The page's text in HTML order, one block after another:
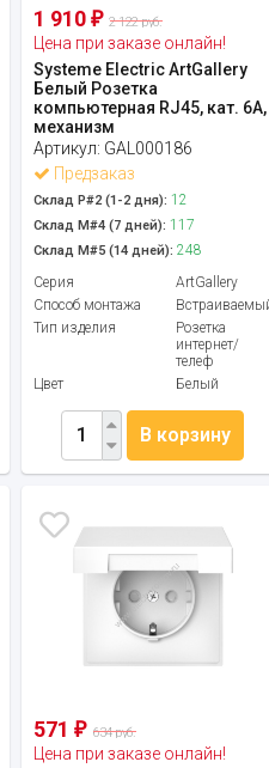
1 910₽ 2 122 руб.
Цена при заказе онлайн!
Systeme Electric ArtGallery
Белый Розетка
компьютерная RJ45, кат. 6A,
механизм
Артикул: GAL000186
Предзаказ
Склад Р#2 (1-2 дня): 12
Склад М#4 (7 дней): 117
Склад М#5 (14 дней): 248
Серия
ArtGallery
Способ монтажа
Тип изделия
Розетка
интернет/
телеф
Цвет
Белый
В корзину
571₽ 634 руб.
Цена при заказе онлайн!